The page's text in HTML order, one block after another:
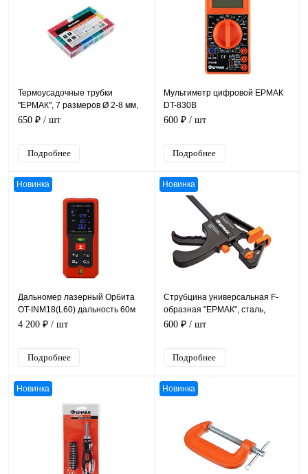
Термоусадочные трубки
"ЕРМАК", 7 размеров Ø 2-8 мм,
480 штук, в пластиковом кейсе
650 ₽ / шт
Подробнее
Мультиметр цифровой ЕРМАК
DT-830B
600 ₽ / шт
Подробнее
Новинка
Дальномер лазерный Орбита
OT-INM18(L60) дальность 60м
4 200 ₽ / шт
Подробнее
Новинка
Струбцина универсальная F-
образная "ЕРМАК", сталь,
пластик, длина 31,5 см
600 ₽ / шт
Подробнее
Новинка Новинка